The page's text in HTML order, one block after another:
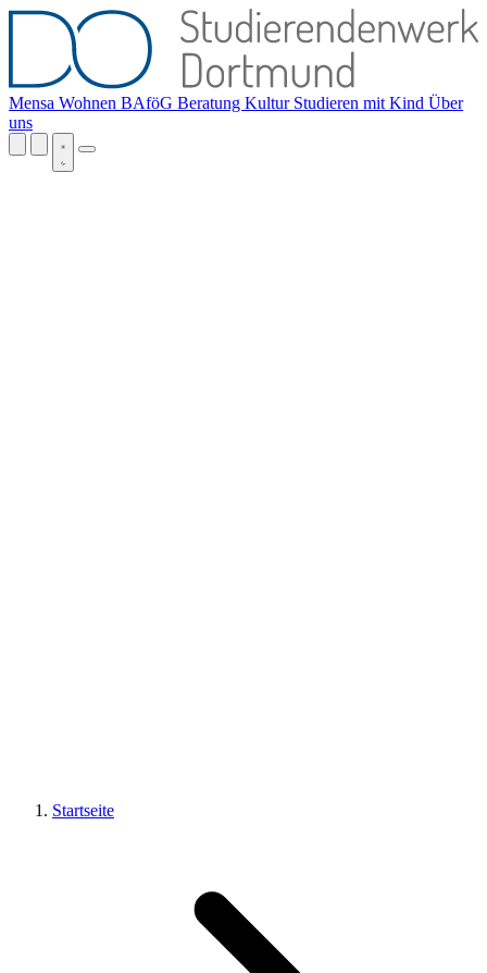
Mensa Wohnen BAföG Beratung Kultur Studieren mit Kind Über
uns
Startseite